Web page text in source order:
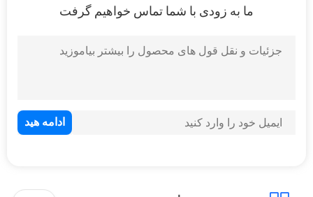
59
ما به زودی با شما تماس خواهیم گرفت